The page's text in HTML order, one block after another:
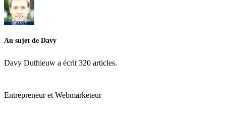
Au sujet de Davy
Davy Duthieuw a écrit 320 articles.
Entrepreneur et Webmarketeur